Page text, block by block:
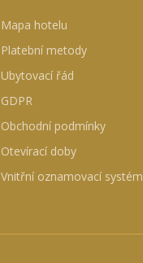
Mapa hotelu
Platební metody
Ubytovací řád
GDPR
Obchodní podmínky
Otevírací doby
Vnitřní oznamovací systém